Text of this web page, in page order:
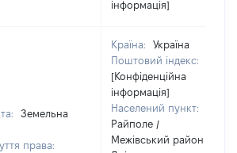
інформація]
Земельна
права:
Країна:
Україна
Поштовий індекс:
[Конфіденційна
інформація]
Населений пункт:
Райполе /
Межівський район /